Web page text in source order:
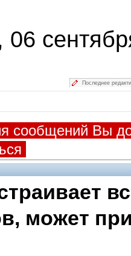
Последнее
сообщений Вы
может